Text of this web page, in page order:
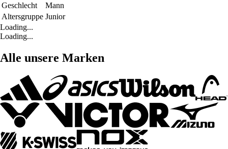
Geschlecht
Mann
Altersgruppe Junior
Loading...
Loading...
Alle unsere Marken